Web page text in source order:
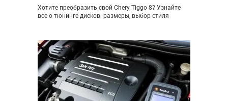
Хотите преобразить свой Chery Tiggo 8? Узнайте
все о тюнинге дисков: размеры, выбор стиля